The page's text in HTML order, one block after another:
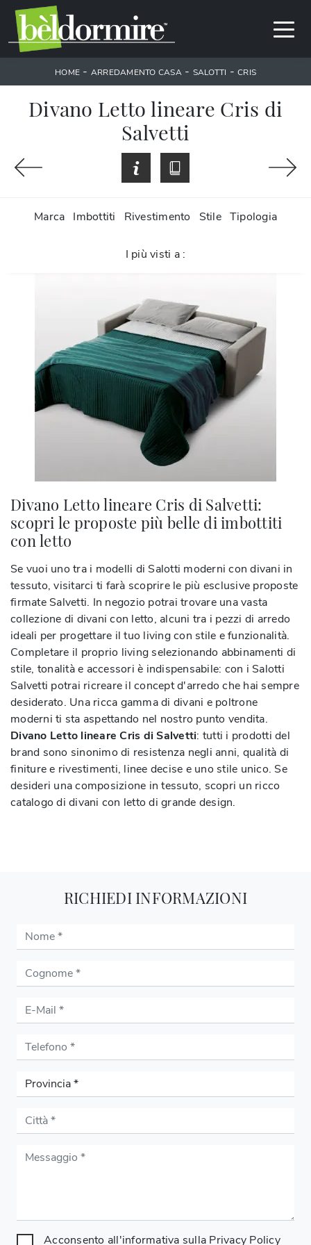
HOME - ARREDAMENTO CASA- SALOTTI - CRIS
Divano Letto lineare Cris di
Salvetti
Marca Imbottiti Rivestimento Stile Tipologia
I più visti a :
Divano Letto lineare Cris di Salvetti:
scopri le proposte più belle di imbottiti
con letto
Se vuoi uno tra i modelli di Salotti moderni con divani in
tessuto, visitarci ti farà scoprire le più esclusive proposte
firmate Salvetti. In negozio potrai trovare una vasta
collezione di divani con letto, alcuni tra i pezzi di arredo
ideali per progettare il tuo living con stile e funzionalità.
Completare il proprio living selezionando abbinamenti di
stile, tonalità e accessori è indispensabile: con i Salotti
Salvetti potrai ricreare il concept d'arredo che hai sempre
desiderato. Una ricca gamma di divani e poltrone
moderni ti sta aspettando nel nostro punto vendita.
Divano Letto lineare Cris di Salvetti: tutti i prodotti del
brand sono sinonimo di resistenza negli anni, qualità di
finiture e rivestimenti, linee decise e uno stile unico. Se
desideri una composizione in tessuto, scopri un ricco
catalogo di divani con letto di grande design.
RICHIEDI INFORMAZIONI
Acconsento all'informativa sulla Privacy Policy